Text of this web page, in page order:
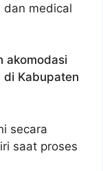
dan medical
akomodasi
Kabupaten
secara
saat proses